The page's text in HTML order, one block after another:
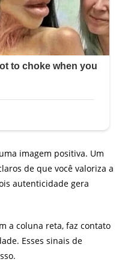
imagem positiva. Um
de que você valoriza a
autenticidade gera
a coluna reta, faz contato
Esses sinais de